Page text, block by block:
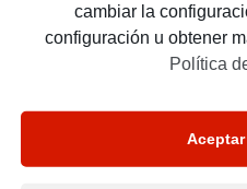
cambiar la
configuración u obtener
Política
Email: